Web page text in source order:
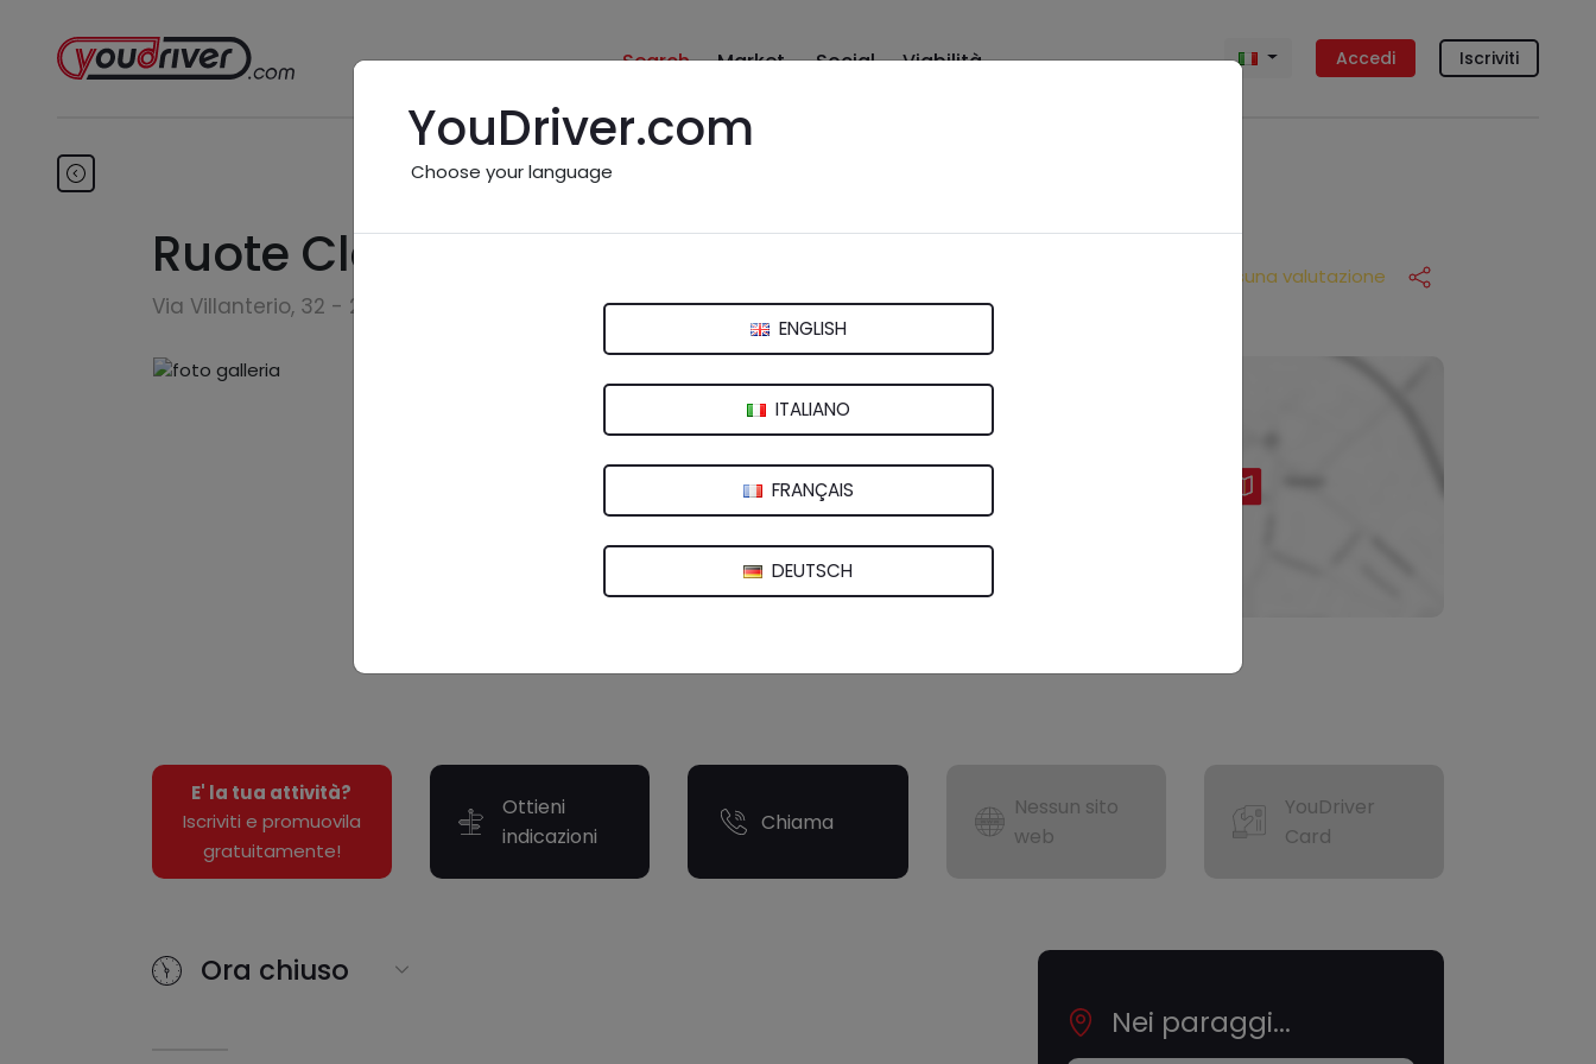
Search Market Social Viabilità Accedi Iscriviti
Ruote Classiche
Via Villanterio, 32 - 27010 Villanterio (PV)
Nessuna valutazione
E' la tua attività?
Iscriviti e promuovila
gratuitamente!
Ottieni
indicazioni
Chiama
Nessun sito
web
YouDriver
Card
Ora chiuso
Nei paraggi...
YouDriver.com
Choose your language
ENGLISH
ITALIANO
FRANÇAIS
DEUTSCH